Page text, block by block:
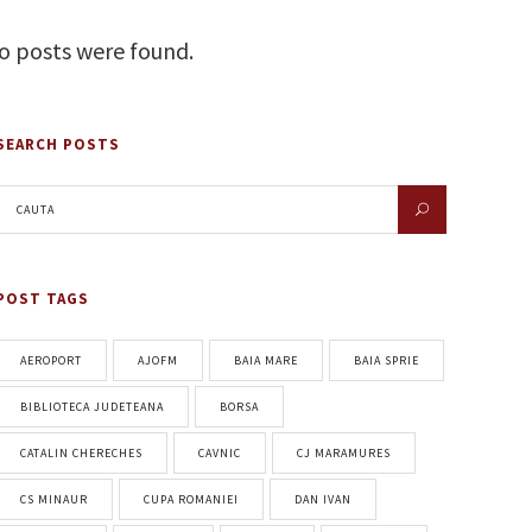
posts were found.
POSTS
TAGS
AEROPORT AJOFM BAIA MARE BAIA SPRIE
BIBLIOTECA JUDETEANA BORSA
CATALIN CHERECHES CAVNIC CJ MARAMURES
CS MINAUR CUPA ROMANIEI DAN IVAN